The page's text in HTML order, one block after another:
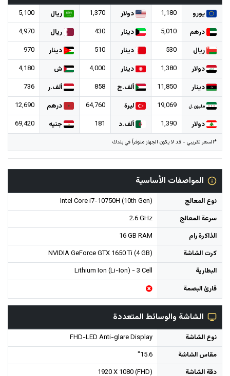
يورو 1,180 دولار 1,370 ريال
5,100
درهم
5,010 دينار 430 ريال
4,970
ريال
530 دينار 510 دينار
970
دولار
1,380 دينار 4,000 ش
4,180
دينار
11,850 ألف.ج 858 ألف.ر 736
مليون.ل 19,069 ليرة 64,760 درهم
12,690
دولار
1,390 ألف.د 181 جنيه 69,420
*السعر تقريبي - قد لا يكون الجهاز متوفراً في بلدك
المواصفات الأساسية
نوع المعالج
Intel Core i7-10750H (10th Gen)
سرعة المعالج
2.6 GHz
الذاكرة رام
16 GB RAM
كرت الشاشة
NVIDIA GeForce GTX 1650 Ti (4 GB)
البطارية
Lithium Ion (Li-Ion) - 3 Cell
قارئ البصمة
الشاشة والوسائط المتعددة
نوع الشاشة
FHD-LED Anti-glare Display
مقاس الشاشة
15.6"
دقة الشاشة
1920 X 1080 (FHD)